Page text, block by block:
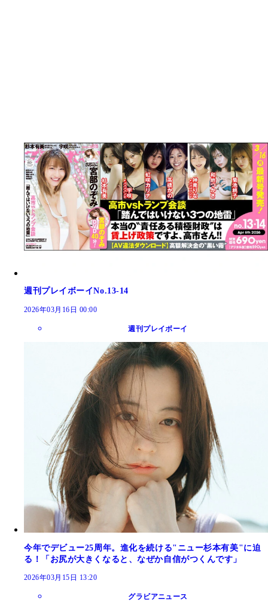
週刊プレイボーイNo.13-14
2026年03月16日 00:00
週刊プレイボーイ
今年でデビュー25周年。進化を続ける"ニュー杉本有美"に迫
る！「お尻が大きくなると、なぜか自信がつくんです」
2026年03月15日 13:20
グラビアニュース